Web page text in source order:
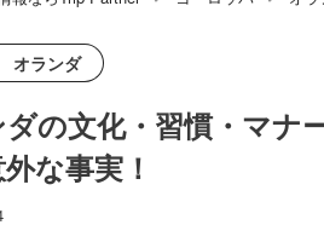
オランダ
の文化・習慣・マナ
な事実！